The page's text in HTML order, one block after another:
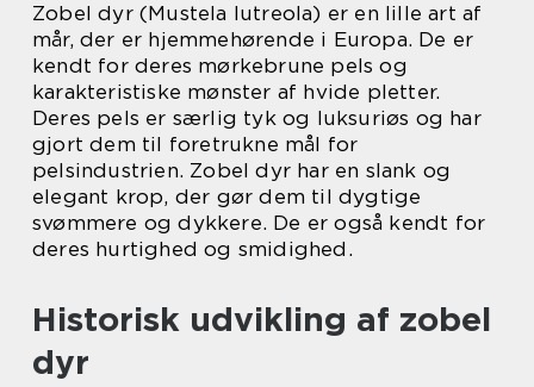
Zobel dyr (Mustela lutreola) er en lille art af
mår, der er hjemmehørende i Europa. De er
kendt for deres mørkebrune pels og
karakteristiske mønster af hvide pletter.
Deres pels er særlig tyk og luksuriøs og har
gjort dem til foretrukne mål for
pelsindustrien. Zobel dyr har en slank og
elegant krop, der gør dem til dygtige
svømmere og dykkere. De er også kendt for
deres hurtighed og smidighed.
Historisk udvikling af zobel
dyr